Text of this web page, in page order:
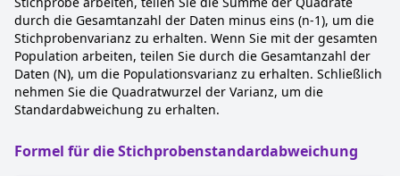
durch die Gesamtanzahl der Daten minus eins (n-1), um die
Stichprobenvarianz zu erhalten. Wenn Sie mit der gesamten
Population arbeiten, teilen Sie durch die Gesamtanzahl der
Daten (N), um die Populationsvarianz zu erhalten. Schließlich
nehmen Sie die Quadratwurzel der Varianz, um die
Standardabweichung zu erhalten.
Formel für die Stichprobenstandardabweichung